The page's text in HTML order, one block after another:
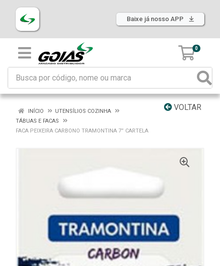
Baixe já nosso APP
0
VOLTAR
INÍCIO
UTENSÍLIOS COZINHA
TÁBUAS E FACAS
FACA PEIXEIRA CARBONO TRAMONTINA 7” CARTELA